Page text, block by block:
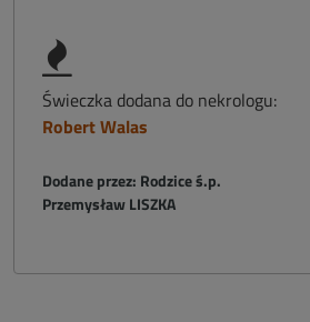
Świeczka dodana do nekrologu:
Robert Walas
Dodane przez: Rodzice ś.p.
Przemysław LISZKA